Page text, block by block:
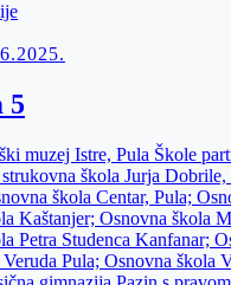
5
muzej Istre, Pula Škole
škola Jurja
škola Centar, Pula;
Kaštanjer; Osnovna škola
Petra Studenca Kanfanar;
Pula; Osnovna škola